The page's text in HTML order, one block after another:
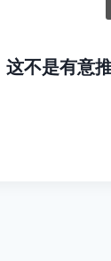
这不是有意